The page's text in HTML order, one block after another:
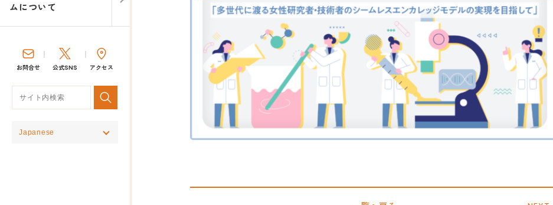
ムについて
お問合せ 公式SNS アクセス